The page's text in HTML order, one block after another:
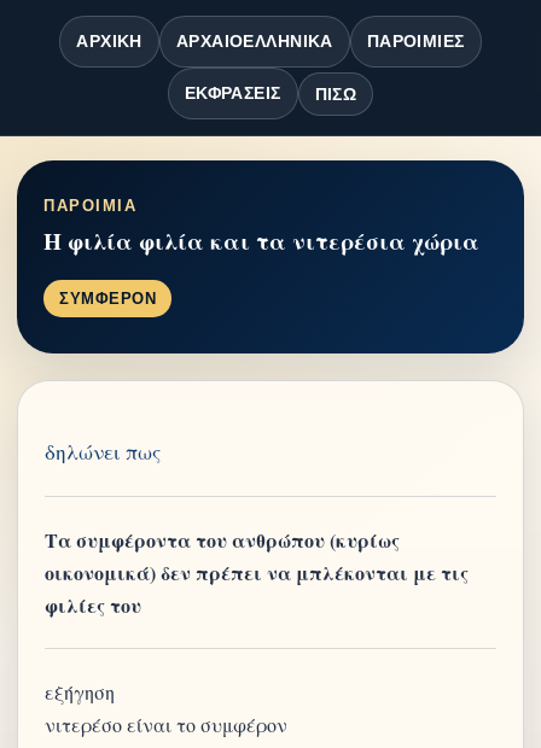
ΑΡΧΙΚΉ ΑΡΧΑΙΟΕΛΛΗΝΙΚΆ ΠΑΡΟΙΜΊΕΣ
ΕΚΦΡΆΣΕΙΣ ΠΊΣΩ
ΠΑΡΟΙΜΙΑ
Η φιλία φιλία και τα νιτερέσια χώρια
ΣΥΜΦΕΡΟΝ
δηλώνει πως
Τα συμφέροντα του ανθρώπου (κυρίως
οικονομικά) δεν πρέπει να μπλέκονται με τις
φιλίες του
εξήγηση
νιτερέσο είναι το συμφέρον